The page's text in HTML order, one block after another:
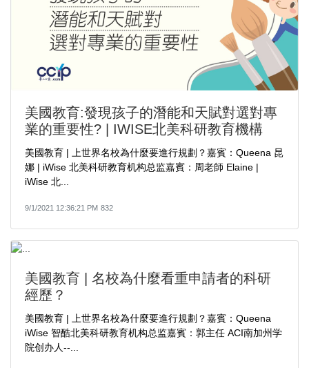
美國教育:發現孩子的潛能和天賦對選對專
業的重要性? | IWISE北美科研教育機構
美國教育 | 上世界名校為什麼要進行規劃？嘉賓：Queena 昆
娜 | iWise 北美科研教育机构总监嘉賓：周老師 Elaine |
iWise 北...
9/1/2021 12:36:21 PM 832
美國教育 | 名校為什麼看重申請者的科研
經歷？
美國教育 | 上世界名校為什麼要進行規劃？嘉賓：Queena
iWise 智酷北美科研教育机构总监嘉賓：郭主任 ACI南加州学
院创办人--...